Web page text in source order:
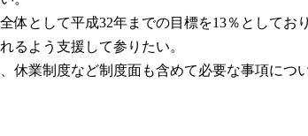
として平成32年までの目標を13％としてお
るよう支援して参りたい。
業制度など制度面も含めて必要な事項につ